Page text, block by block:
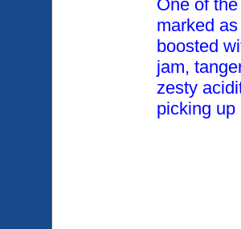
One of
marked
boosted
jam,
zesty
picking up